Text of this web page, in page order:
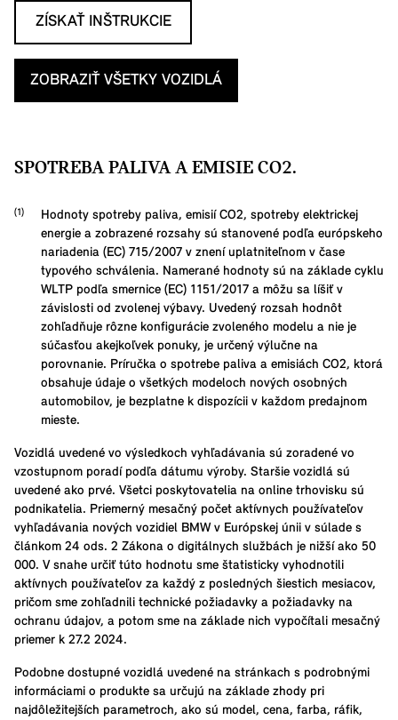
ZÍSKAŤ INŠTRUKCIE
ZOBRAZIŤ VŠETKY VOZIDLÁ
SPOTREBA PALIVA A EMISIE CO2.
Hodnoty spotreby paliva, emisií CO2, spotreby elektrickej
energie a zobrazené rozsahy sú stanovené podľa európskeho
nariadenia (EC) 715/2007 v znení uplatniteľnom v čase
typového schválenia. Namerané hodnoty sú na základe cyklu
WLTP podľa smernice (EC) 1151/2017 a môžu sa líšiť v
závislosti od zvolenej výbavy. Uvedený rozsah hodnôt
zohľadňuje rôzne konfigurácie zvoleného modelu a nie je
súčasťou akejkoľvek ponuky, je určený výlučne na
porovnanie. Príručka o spotrebe paliva a emisiách CO2, ktorá
obsahuje údaje o všetkých modeloch nových osobných
automobilov, je bezplatne k dispozícii v každom predajnom
mieste.
Vozidlá uvedené vo výsledkoch vyhľadávania sú zoradené vo
vzostupnom poradí podľa dátumu výroby. Staršie vozidlá sú
uvedené ako prvé. Všetci poskytovatelia na online trhovisku sú
podnikatelia. Priemerný mesačný počet aktívnych používateľov
vyhľadávania nových vozidiel BMW v Európskej únii v súlade s
článkom 24 ods. 2 Zákona o digitálnych službách je nižší ako 50
000. V snahe určiť túto hodnotu sme štatisticky vyhodnotili
aktívnych používateľov za každý z posledných šiestich mesiacov,
pričom sme zohľadnili technické požiadavky a požiadavky na
ochranu údajov, a potom sme na základe nich vypočítali mesačný
priemer k 27.2 2024.
Podobne dostupné vozidlá uvedené na stránkach s podrobnými
informáciami o produkte sa určujú na základe zhody pri
najdôležitejších parametroch, ako sú model, cena, farba, ráfik,